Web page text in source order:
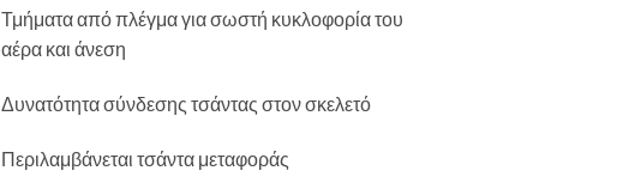
Τμήματα από πλέγμα για σωστή κυκλοφορία του
αέρα και άνεση
Δυνατότητα σύνδεσης τσάντας στον σκελετό
Περιλαμβάνεται τσάντα μεταφοράς